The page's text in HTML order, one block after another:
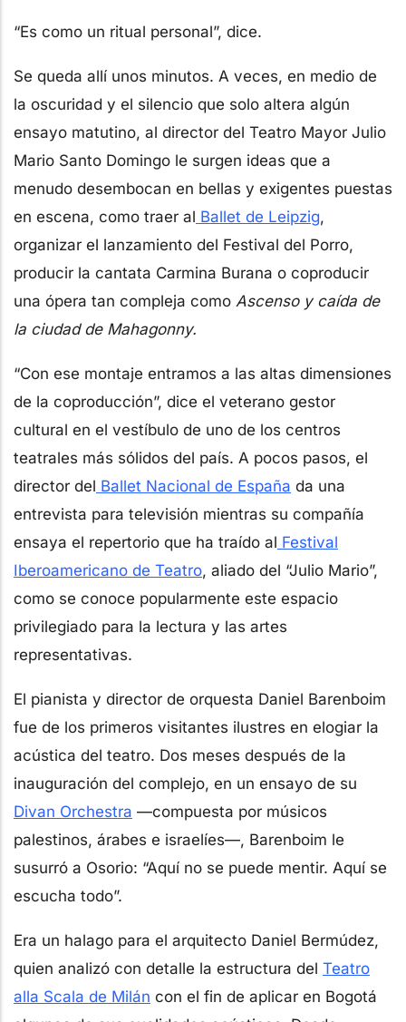
“Es como un ritual personal”, dice.
Se queda allí unos minutos. A veces, en medio de
la oscuridad y el silencio que solo altera algún
ensayo matutino, al director del Teatro Mayor Julio
Mario Santo Domingo le surgen ideas que a
menudo desembocan en bellas y exigentes puestas
en escena, como traer al Ballet de Leipzig,
organizar el lanzamiento del Festival del Porro,
producir la cantata Carmina Burana o coproducir
una ópera tan compleja como Ascenso y caída de
la ciudad de Mahagonny.
“Con ese montaje entramos a las altas dimensiones
de la coproducción”, dice el veterano gestor
cultural en el vestíbulo de uno de los centros
teatrales más sólidos del país. A pocos pasos, el
director del Ballet Nacional de España da una
entrevista para televisión mientras su compañía
ensaya el repertorio que ha traído al Festival
Iberoamericano de Teatro, aliado del “Julio Mario”,
como se conoce popularmente este espacio
privilegiado para la lectura y las artes
representativas.
El pianista y director de orquesta Daniel Barenboim
fue de los primeros visitantes ilustres en elogiar la
acústica del teatro. Dos meses después de la
inauguración del complejo, en un ensayo de su
Divan Orchestra —compuesta por músicos
palestinos, árabes e israelíes—, Barenboim le
susurró a Osorio: “Aquí no se puede mentir. Aquí se
escucha todo”.
Era un halago para el arquitecto Daniel Bermúdez,
quien analizó con detalle la estructura del Teatro
alla Scala de Milán con el fin de aplicar en Bogotá